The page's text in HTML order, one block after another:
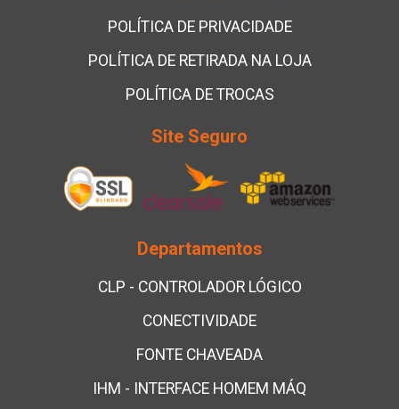
POLÍTICA DE PRIVACIDADE
POLÍTICA DE RETIRADA NA LOJA
POLÍTICA DE TROCAS
Site Seguro
Departamentos
CLP - CONTROLADOR LÓGICO
CONECTIVIDADE
FONTE CHAVEADA
IHM - INTERFACE HOMEM MÁQ